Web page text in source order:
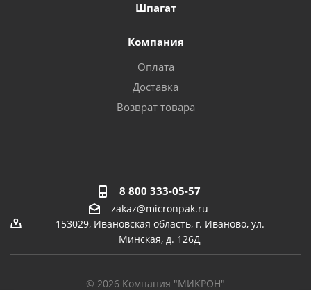
Шпагат
Компания
Оплата
Доставка
Возврат товара
8 800 333-05-57
zakaz@micronpak.ru
153029, Ивановская область, г. Иваново, ул.
Минская, д. 126Д
© 2026 Компания "МИКРОН"